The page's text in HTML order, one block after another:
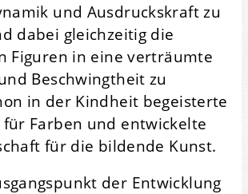
und Ausdruckskraft zu
dabei gleichzeitig die
Figuren in eine verträumte
Beschwingtheit zu
in der Kindheit begeisterte
für Farben und entwickelte
für die bildende Kunst.
der Entwicklung